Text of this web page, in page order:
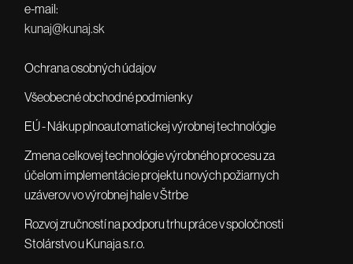
e-mail:
kunaj@kunaj.sk
Ochrana osobných údajov
Všeobecné obchodné podmienky
EÚ - Nákup plnoautomatickej výrobnej technológie
Zmena celkovej technológie výrobného procesu za
účelom implementácie projektu nových požiarnych
uzáverov vo výrobnej hale v Štrbe
Rozvoj zručností na podporu trhu práce v spoločnosti
Stolárstvo u Kunaja s.r.o.